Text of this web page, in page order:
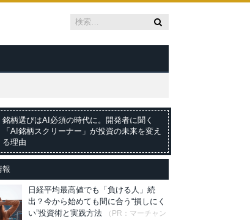
銘柄選びはAI必須の時代に。開発者に聞く
「AI銘柄スクリーナー」が投資の未来を変え
る理由
報
日経平均最高値でも「負ける人」続
出？今から始めても間に合う“損しにく
い”投資術と実践方法
（PR：マーチャン